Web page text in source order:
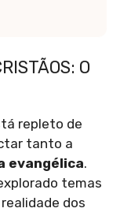
O
repleto de
tanto a
evangélica.
temas
dos